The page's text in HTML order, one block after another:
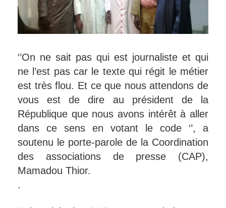
‘’On ne sait pas qui est journaliste et qui
ne l’est pas car le texte qui régit le métier
est très flou. Et ce que nous attendons de
vous est de dire au président de la
République que nous avons intérêt à aller
dans ce sens en votant le code ‘’, a
soutenu le porte-parole de la Coordination
des associations de presse (CAP),
Mamadou Thior.
.